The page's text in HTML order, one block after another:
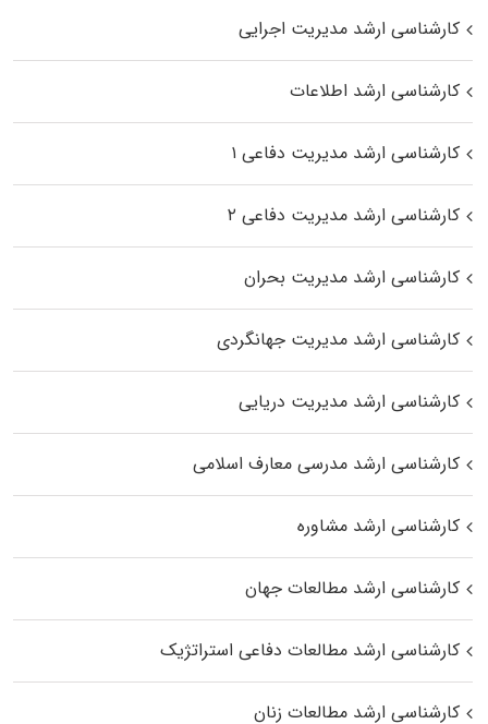
کارشناسی ارشد مدیریت اجرایی
کارشناسی ارشد اطلاعات
کارشناسی ارشد مدیریت دفاعی ۱
کارشناسی ارشد مدیریت دفاعی ۲
کارشناسی ارشد مدیریت بحران
کارشناسی ارشد مدیریت جهانگردی
کارشناسی ارشد مدیریت دریایی
کارشناسی ارشد مدرسی معارف اسلامی
کارشناسی ارشد مشاوره
کارشناسی ارشد مطالعات جهان
کارشناسی ارشد مطالعات دفاعی استراتژیک
کارشناسی ارشد مطالعات زنان